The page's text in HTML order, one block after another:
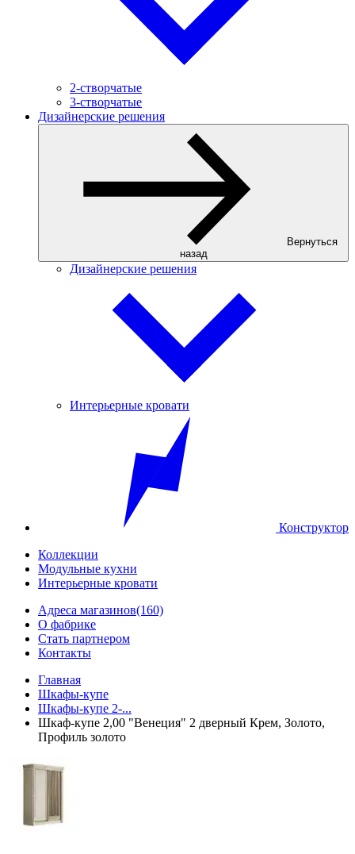
2-створчатые
3-створчатые
Дизайнерские решения
Вернуться
назад
Дизайнерские решения
Интерьерные кровати
Конструктор
Коллекции
Модульные кухни
Интерьерные кровати
Адреса магазинов(160)
О фабрике
Стать партнером
Контакты
Главная
Шкафы-купе
Шкафы-купе 2-...
Шкаф-купе 2,00 "Венеция" 2 дверный Крем, Золото,
Профиль золото